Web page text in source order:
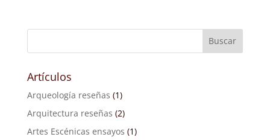
Artículos
Arqueología reseñas (1)
Arquitectura reseñas (2)
Artes Escénicas ensayos (1)